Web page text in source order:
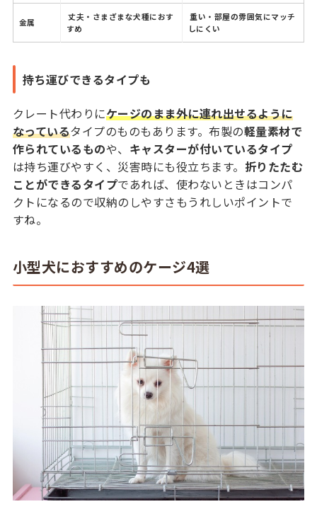
金属
丈夫・さまざまな犬種におす
すめ
重い・部屋の雰囲気にマッチ
しにくい
持ち運びできるタイプも
クレート代わりにケージのまま外に連れ出せるように
なっているタイプのものもあります。布製の軽量素材で
作られているものや、 キャスターが付いているタイプ
は持ち運びやすく、災害時にも役立ちます。 折りたたむ
ことができるタイプであれば、使わないときはコンパ
クトになるので収納のしやすさもうれしいポイントで
すね。
小型犬におすすめのケージ4選